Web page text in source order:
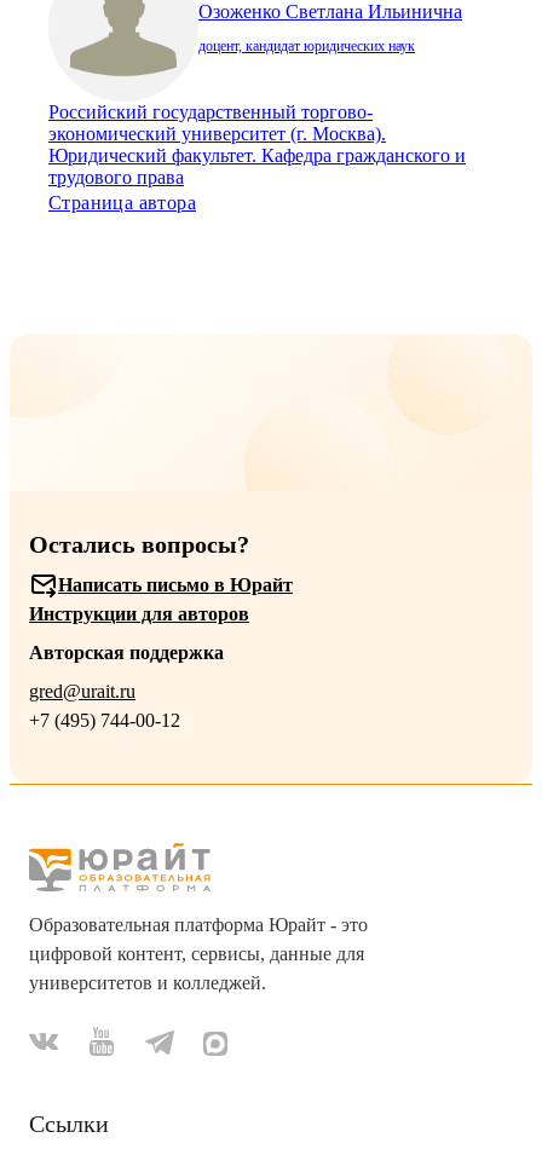
Озоженко Светлана Ильинична
доцент, кандидат юридических наук
Российский государственный торгово-
экономический университет (г. Москва).
Юридический факультет. Кафедра гражданского и
трудового права
Страница автора
Остались вопросы?
Написать письмо в Юрайт
Инструкции для авторов
Авторская поддержка
gred@urait.ru
+7 (495) 744-00-12
Образовательная платформа Юрайт - это
цифровой контент, сервисы, данные для
университетов и колледжей.
Ссылки